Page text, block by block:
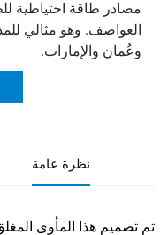
مصادر طاقة احتياطية
العواصف. وهو مثالي
وعُمان والإمارات.
نظرة عامة
تم تصميم هذا المأوى